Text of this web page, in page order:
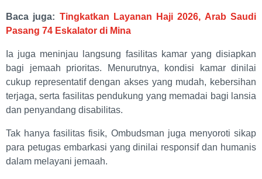
Baca juga: Tingkatkan Layanan Haji 2026, Arab Saudi
Pasang 74 Eskalator di Mina
Ia juga meninjau langsung fasilitas kamar yang disiapkan
bagi jemaah prioritas. Menurutnya, kondisi kamar dinilai
cukup representatif dengan akses yang mudah, kebersihan
terjaga, serta fasilitas pendukung yang memadai bagi lansia
dan penyandang disabilitas.
Tak hanya fasilitas fisik, Ombudsman juga menyoroti sikap
para petugas embarkasi yang dinilai responsif dan humanis
dalam melayani jemaah.